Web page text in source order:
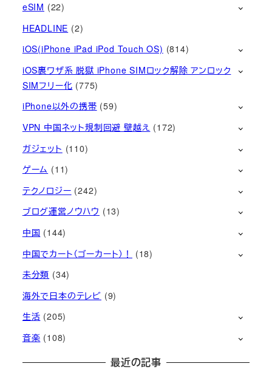
eSIM (22)
HEADLINE (2)
iOS(iPhone iPad iPod Touch OS) (814)
iOS裏ワザ系 脱獄 iPhone SIMロック解除 アンロック
SIMフリー化 (775)
iPhone以外の携帯 (59)
VPN 中国ネット規制回避 壁越え (172)
ガジェット (110)
ゲーム (11)
テクノロジー (242)
ブログ運営ノウハウ (13)
中国 (144)
中国でカート（ゴーカート）！
(18)
未分類 (34)
海外で日本のテレビ (9)
生活 (205)
音楽 (108)
最近の記事